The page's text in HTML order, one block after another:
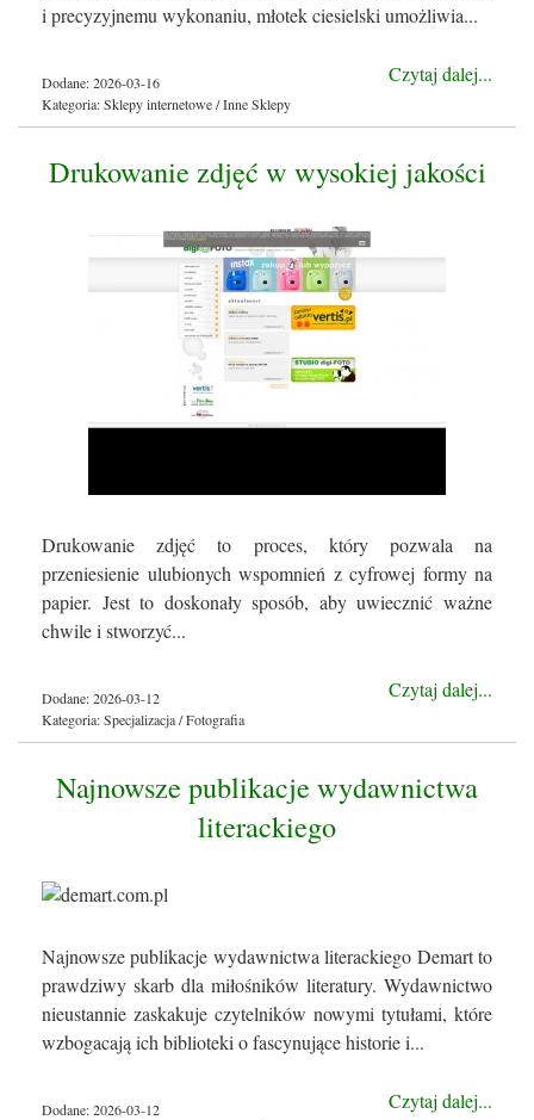
i precyzyjnemu wykonaniu, młotek ciesielski umożliwia...
Czytaj dalej...
Dodane: 2026-03-16
Kategoria: Sklepy internetowe / Inne Sklepy
Drukowanie zdjęć w wysokiej jakości
Drukowanie zdjęć to proces, który pozwala na
przeniesienie ulubionych wspomnień z cyfrowej formy na
papier. Jest to doskonały sposób, aby uwiecznić ważne
chwile i stworzyć...
Czytaj dalej...
Dodane: 2026-03-12
Kategoria: Specjalizacja / Fotografia
Najnowsze publikacje wydawnictwa
literackiego
Najnowsze publikacje wydawnictwa literackiego Demart to
prawdziwy skarb dla miłośników literatury. Wydawnictwo
nieustannie zaskakuje czytelników nowymi tytułami, które
wzbogacają ich biblioteki o fascynujące historie i...
Czytaj dalej...
Dodane: 2026-03-12